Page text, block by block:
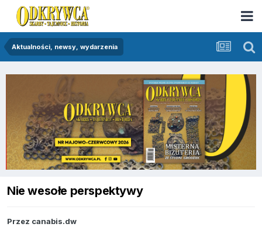
Aktualności, newsy, wydarzenia
Nie wesołe perspektywy
Przez canabis.dw